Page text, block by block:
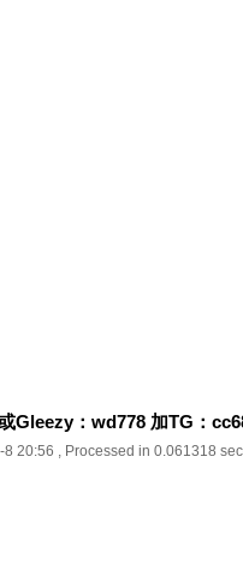
Gleezy：wd778 加TG：
8 20:56 , Processed in 0.061318